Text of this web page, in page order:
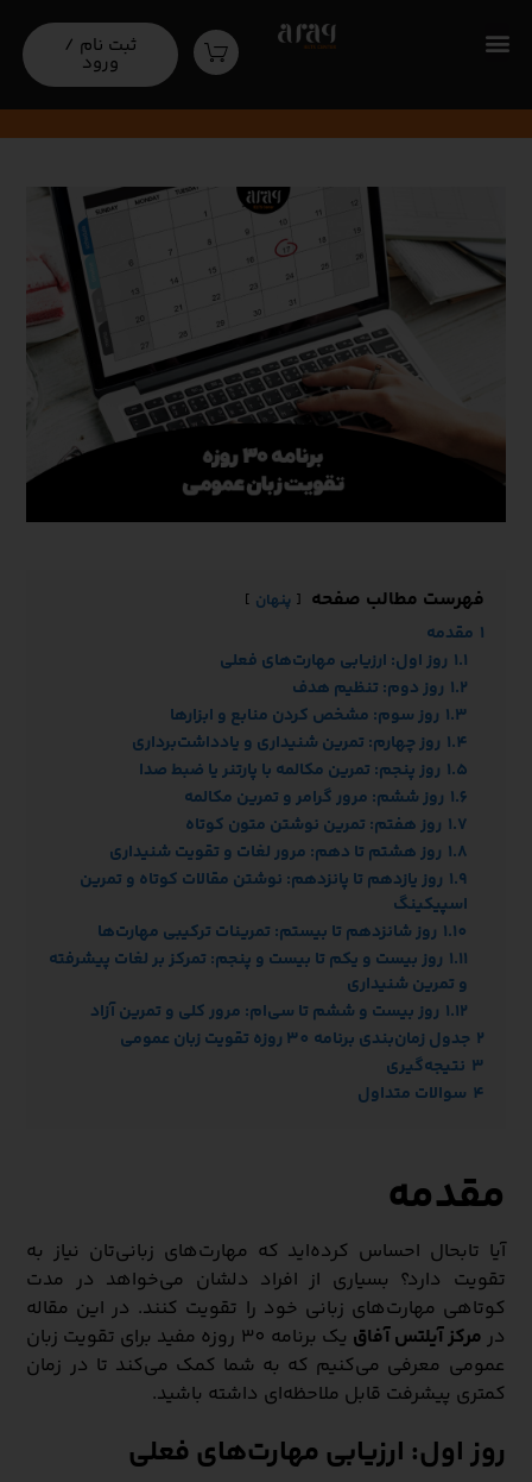
ثبت نام /
ورود
فهرست مطالب صفحه پنهان
1 مقدمه
1.1 روز اول: ارزیابی مهارت‌های فعلی
1.2 روز دوم: تنظیم هدف
1.3 روز سوم: مشخص کردن منابع و ابزارها
1.4 روز چهارم: تمرین شنیداری و یادداشت‌برداری
1.5 روز پنجم: تمرین مکالمه با پارتنر یا ضبط صدا
1.6 روز ششم: مرور گرامر و تمرین مکالمه
1.7 روز هفتم: تمرین نوشتن متون کوتاه
1.8 روز هشتم تا دهم: مرور لغات و تقویت شنیداری
1.9 روز یازدهم تا پانزدهم: نوشتن مقالات کوتاه و تمرین
اسپیکینگ
1.10 روز شانزدهم تا بیستم: تمرینات ترکیبی مهارت‌ها
1.11 روز بیست و یکم تا بیست و پنجم: تمرکز بر لغات پیشرفته
و تمرین شنیداری
1.12 روز بیست و ششم تا سی‌ام: مرور کلی و تمرین آزاد
2 جدول زمان‌بندی برنامه 30 روزه تقویت زبان عمومی
3 نتیجه‌گیری
4 سوالات متداول
مقدمه
آیا تابحال احساس کرده‌اید که مهارت‌های زبانی‌تان نیاز به
تقویت دارد؟ بسیاری از افراد دلشان می‌خواهد در مدت
کوتاهی مهارت‌های زبانی خود را تقویت کنند. در این مقاله
در مرکز آیلتس آفاق
یک برنامه 30 روزه مفید برای تقویت زبان
عمومی معرفی می‌کنیم که به شما کمک می‌کند تا در زمان
کمتری پیشرفت قابل ملاحظه‌ای داشته باشید.
روز اول: ارزیابی مهارت‌های فعلی